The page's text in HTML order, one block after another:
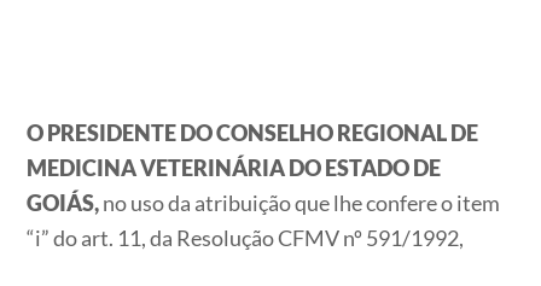
O PRESIDENTE DO CONSELHO REGIONAL DE
MEDICINA VETERINÁRIA DO ESTADO DE
GOIÁS,no uso da atribuição que lhe confere o item
“i” do art. 11, da Resolução CFMV nº 591/1992,